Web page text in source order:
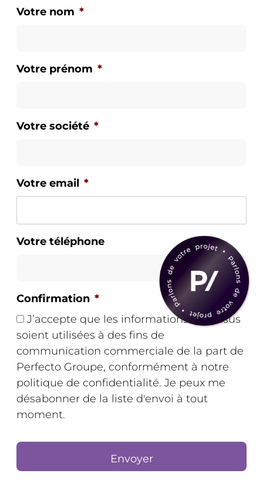
Votre nom *
Votre prénom *
Votre société *
Votre email *
Votre téléphone
Confirmation *
J’accepte que les informations ci-dessus
soient utilisées à des fins de
communication commerciale de la part de
Perfecto Groupe, conformément à notre
politique de confidentialité. Je peux me
désabonner de la liste d'envoi à tout
moment.